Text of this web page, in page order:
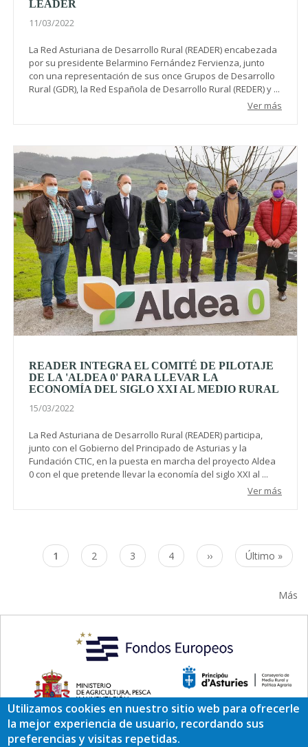
LEADER
11/03/2022
La Red Asturiana de Desarrollo Rural (READER) encabezada
por su presidente Belarmino Fernández Fervienza, junto
con una representación de sus once Grupos de Desarrollo
Rural (GDR), la Red Española de Desarrollo Rural (REDER) y ...
Ver más
READER INTEGRA EL COMITÉ DE PILOTAJE
DE LA 'ALDEA 0' PARA LLEVAR LA
ECONOMÍA DEL SIGLO XXI AL MEDIO RURAL
15/03/2022
La Red Asturiana de Desarrollo Rural (READER) participa,
junto con el Gobierno del Principado de Asturias y la
Fundación CTIC, en la puesta en marcha del proyecto Aldea
0 con el que pretende llevar la economía del siglo XXI al ...
Ver más
Paginación
Página
actual
1 Page
2 Page
3 Page
4
Siguiente
página
››
Última
página
Último »
Más
Utilizamos cookies en nuestro sitio web para ofrecerle
la mejor experiencia de usuario, recordando sus
preferencias y visitas repetidas.